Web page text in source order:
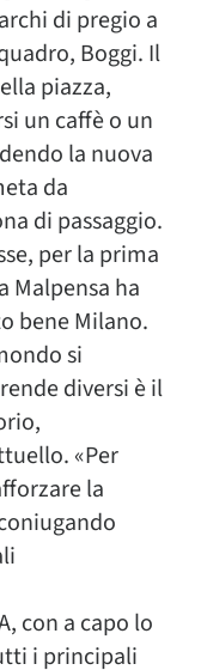
di pregio a
Boggi. Il
piazza,
un caffè o un
la nuova
da
di passaggio.
per la prima
Malpensa ha
bene Milano.
si
diversi è il
«Per
la
con a capo lo
i principali